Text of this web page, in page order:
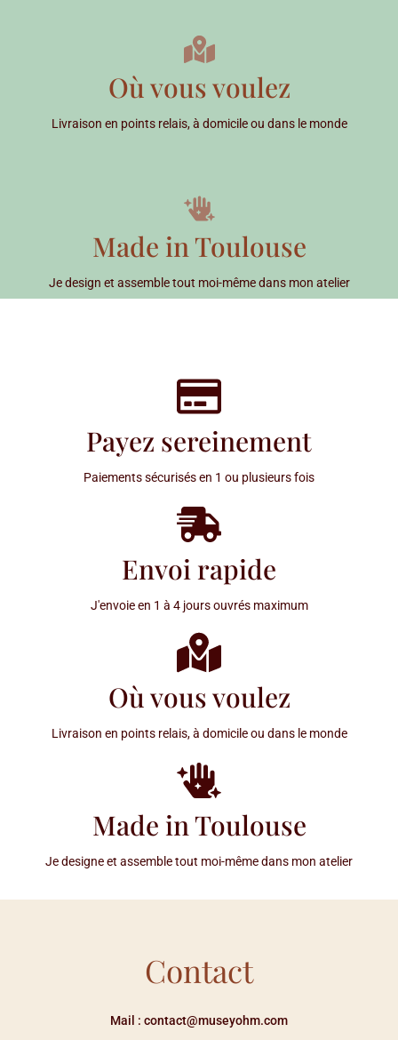
Où vous voulez
Livraison en points relais, à domicile ou dans le monde
Made in Toulouse
Je design et assemble tout moi-même dans mon atelier
Payez sereinement
Paiements sécurisés en 1 ou plusieurs fois
Envoi rapide
J'envoie en 1 à 4 jours ouvrés maximum
Où vous voulez
Livraison en points relais, à domicile ou dans le monde
Made in Toulouse
Je designe et assemble tout moi-même dans mon atelier
Contact
Mail : contact@museyohm.com